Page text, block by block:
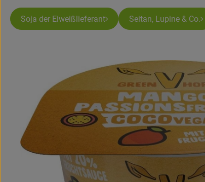
Soja der Eiweißlieferant Seitan, Lupine & Co.